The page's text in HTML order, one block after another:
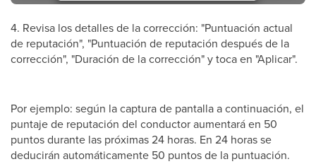
4. Revisa los detalles de la corrección: "Puntuación actual
de reputación", "Puntuación de reputación después de la
corrección", "Duración de la corrección" y toca en "Aplicar".
Por ejemplo: según la captura de pantalla a continuación, el
puntaje de reputación del conductor aumentará en 50
puntos durante las próximas 24 horas. En 24 horas se
deducirán automáticamente 50 puntos de la puntuación.